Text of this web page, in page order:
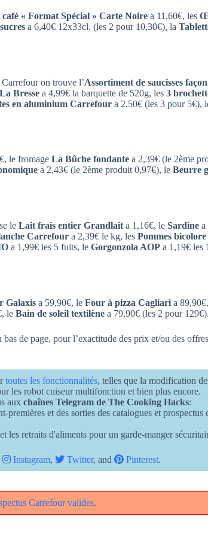
café « Format Spécial » Carte Noire a 11,60€, les
a 6,40€ 12x33cl. (les 2 pour 10,30€), la
on trouve l’Assortiment de saucisses
Bresse a 4,99€ la barquette de 520g, les 3
en aluminium Carrefour a 2,50€ (les 3 pour 5€),
le fromage La Bûche fondante a 2,39€ (le 2ème
a 2,43€ (le 2ème produit 0,97€), le Beurre
le Lait frais entier Grandlait a 1,16€, le Sardine a
Carrefour a 2,39€ le kg, les Pommes
a 1,99€ les 5 fuits, le Gorgonzola AOP a 1,19€ les
Galaxis a 59,90€, le Four à pizza Cagliari a
le Bain de soleil textilène a 79,90€ (les 2 pour 129€).
de page, pour l’exactitude des prix et/ou des
toutes les fonctionnalités, telles que la modification
les robot cuiseur multifonction et bien plus encore.
aux chaînes Telegram de The Cooking Hacks:
premières et des sorties des catalogues et prospectus
les retraits d'aliments pour un garde-manger
Instagram, Twitter, and Pinterest.
Carrefour valides.